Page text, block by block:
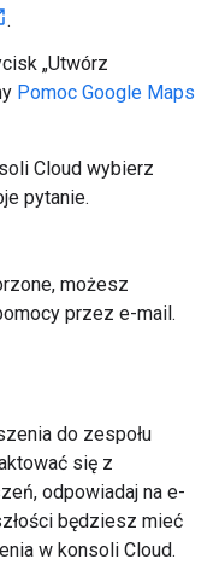
.
„Utwórz
Pomoc Google Maps
Cloud wybierz
pytanie.
możesz
przez e-mail.
do zespołu
się z
odpowiadaj na e-
będziesz mieć
w konsoli Cloud.